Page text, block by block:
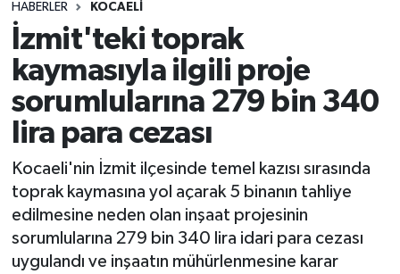
HABERLER KOCAELI
İzmit'teki toprak
kaymasıyla ilgili proje
sorumlularına 279 bin 340
lira para cezası
Kocaeli'nin İzmit ilçesinde temel kazısı sırasında
toprak kaymasına yol açarak 5 binanın tahliye
edilmesine neden olan inşaat projesinin
sorumlularına 279 bin 340 lira idari para cezası
uygulandı ve inşaatın mühürlenmesine karar